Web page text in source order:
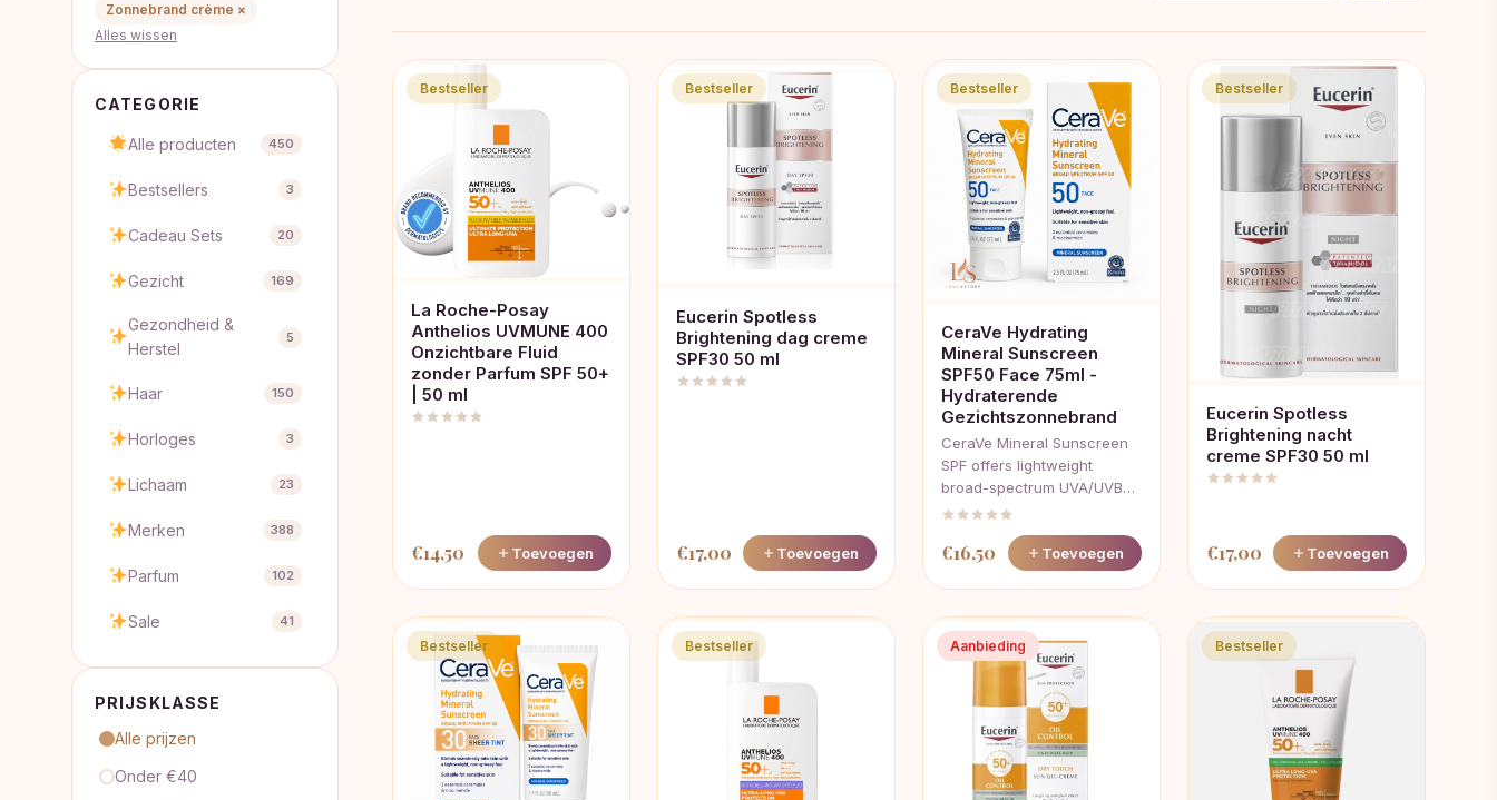
Zonnebrand crème ×
Alles wissen
CATEGORIE
Alle producten 450
Bestsellers 3
Cadeau Sets 20
Gezicht 169
Gezondheid &
Herstel
5
Haar 150
Horloges 3
Lichaam 23
Merken 388
Parfum 102
Sale 41
PRIJSKLASSE
Alle prijzen
Onder €40
Bestseller
La Roche-Posay
Anthelios UVMUNE 400
Onzichtbare Fluid
zonder Parfum SPF 50+
| 50 ml
€14,50 Toevoegen
Bestseller
Eucerin Spotless
Brightening dag creme
SPF30 50 ml
€17,00 Toevoegen
Bestseller
CeraVe Hydrating
Mineral Sunscreen
SPF50 Face 75ml -
Hydraterende
Gezichtszonnebrand
CeraVe Mineral Sunscreen
SPF offers lightweight
broad-spectrum UVA/UVB…
€16,50 Toevoegen
Bestseller
Eucerin Spotless
Brightening nacht
creme SPF30 50 ml
€17,00 Toevoegen
Bestseller Bestseller Aanbieding Bestseller